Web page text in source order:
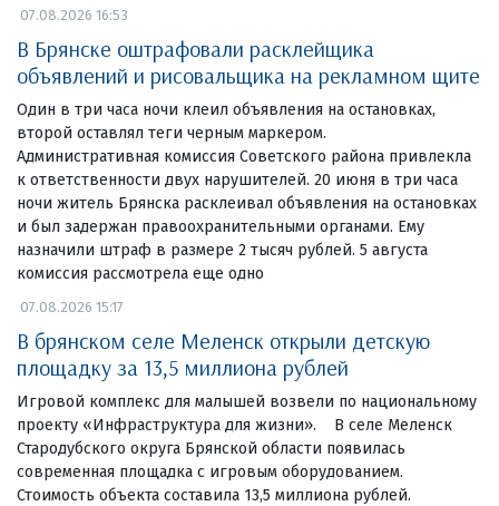
07.08.2026 16:53
В Брянске оштрафовали расклейщика
объявлений и рисовальщика на рекламном щите
Один в три часа ночи клеил объявления на остановках,
второй оставлял теги черным маркером.
Административная комиссия Советского района привлекла
к ответственности двух нарушителей. 20 июня в три часа
ночи житель Брянска расклеивал объявления на остановках
и был задержан правоохранительными органами. Ему
назначили штраф в размере 2 тысяч рублей. 5 августа
комиссия рассмотрела еще одно
07.08.2026 15:17
В брянском селе Меленск открыли детскую
площадку за 13,5 миллиона рублей
Игровой комплекс для малышей возвели по национальному
проекту «Инфраструктура для жизни». В селе Меленск
Стародубского округа Брянской области появилась
современная площадка с игровым оборудованием.
Стоимость объекта составила 13,5 миллиона рублей.